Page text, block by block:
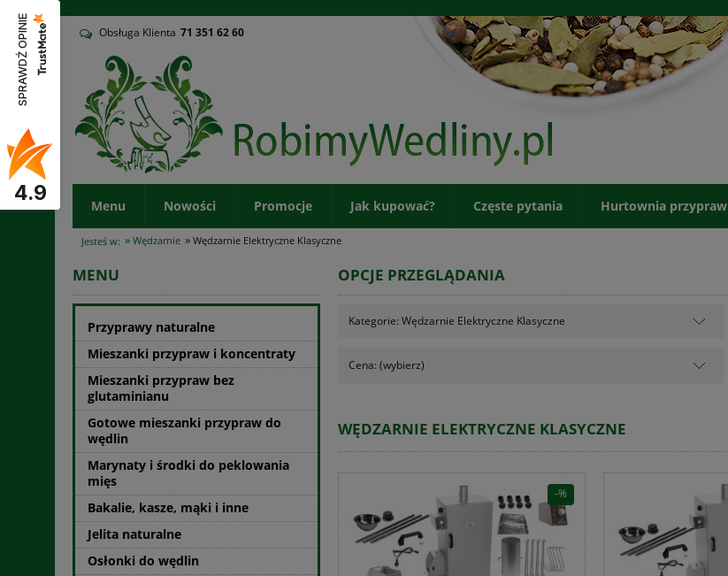
Obsługa Klienta 71 351 62 60
Menu Nowości Promocje Jak kupować? Częste pytania Hurtownia przypraw
Jesteś w: » Wędzarnie » Wędzarnie Elektryczne Klasyczne
MENU
Przyprawy naturalne
Mieszanki przypraw i koncentraty
Mieszanki przypraw bez
glutaminianu
Gotowe mieszanki przypraw do
wędlin
Marynaty i środki do peklowania
mięs
Bakalie, kasze, mąki i inne
Jelita naturalne
Osłonki do wędlin
OPCJE PRZEGLĄDANIA
Kategorie: Wędzarnie Elektryczne Klasyczne
Cena: (wybierz)
WĘDZARNIE ELEKTRYCZNE KLASYCZNE
SPRAWDŹ OPINIE
4.9